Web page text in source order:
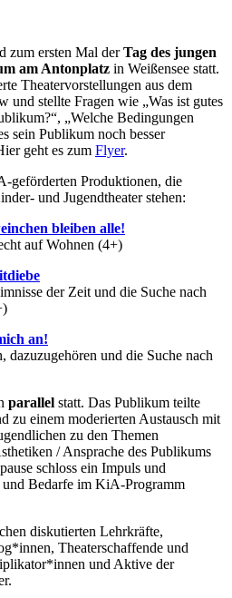
zum ersten Mal derTag des jungen
am Antonplatz in Weißensee statt.
Theatervorstellungen aus dem
und stellte Fragen wie „Was ist gutes
„Welche Bedingungen
sein Publikum noch besser
geht es zum Flyer.
geförderten Produktionen, die
und Jugendtheater stehen:
bleiben alle!
auf Wohnen (4+)
der Zeit und die Suche nach
an!
dazuzugehören und die Suche nach
parallel statt. Das Publikum teilte
zu einem moderierten Austausch mit
zu den Themen
/ Ansprache des Publikums
schloss ein Impuls und
und Bedarfe im KiA-Programm
diskutierten Lehrkräfte,
Theaterschaffende und
und Aktive der